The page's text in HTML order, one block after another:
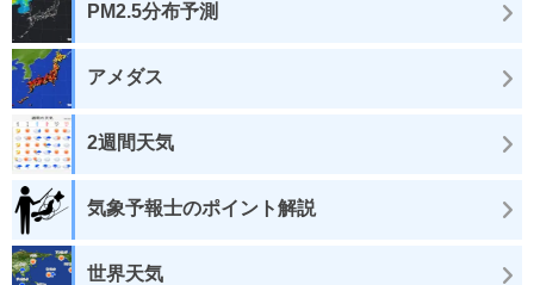
PM2.5分布予測
アメダス
2週間天気
気象予報士のポイント解説
世界天気